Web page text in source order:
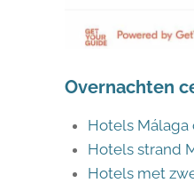
Overnachten
Hotels Málaga
Hotels strand
Hotels met